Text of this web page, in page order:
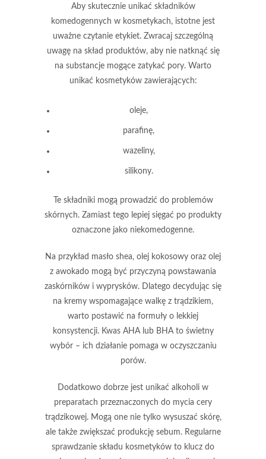
Aby skutecznie unikać składników
komedogennych w kosmetykach, istotne jest
uważne czytanie etykiet. Zwracaj szczególną
uwagę na skład produktów, aby nie natknąć się
na substancje mogące zatykać pory. Warto
unikać kosmetyków zawierających:
oleje,
parafinę,
wazeliny,
silikony.
Te składniki mogą prowadzić do problemów
skórnych. Zamiast tego lepiej sięgać po produkty
oznaczone jako niekomedogenne.
Na przykład masło shea, olej kokosowy oraz olej
z awokado mogą być przyczyną powstawania
zaskórników i wyprysków. Dlatego decydując się
na kremy wspomagające walkę z trądzikiem,
warto postawić na formuły o lekkiej
konsystencji. Kwas AHA lub BHA to świetny
wybór – ich działanie pomaga w oczyszczaniu
porów.
Dodatkowo dobrze jest unikać alkoholi w
preparatach przeznaczonych do mycia cery
trądzikowej.Mogą one nie tylko wysuszać skórę,
ale także zwiększać produkcję sebum. Regularne
sprawdzanie składu kosmetyków to klucz do